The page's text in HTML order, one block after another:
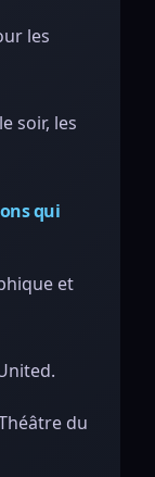
les
soir, les
qui
et
du